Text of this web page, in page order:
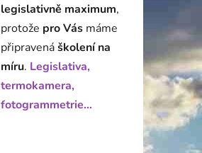
legislativně maximum,
protože pro Vás máme
připravenáškolení na
míru. Legislativa,
termokamera,
fotogrammetrie...